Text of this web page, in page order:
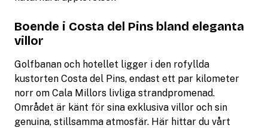
Boende i Costa del Pins bland eleganta
villor
Golfbanan och hotellet ligger i den rofyllda
kustorten Costa del Pins, endast ett par kilometer
norr om Cala Millors livliga strandpromenad.
Området är känt för sina exklusiva villor och sin
genuina, stillsamma atmosfär. Här hittar du vårt